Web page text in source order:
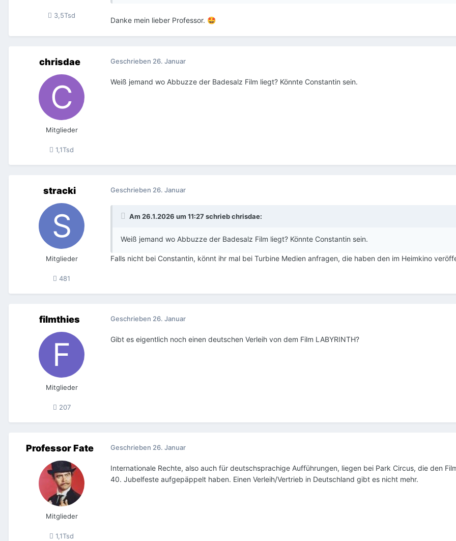
3,5Tsd
Danke mein lieber Professor. 🤩
chrisdae
Mitglieder
1,1Tsd
Geschrieben 26. Januar
Weiß jemand wo Abbuzze der Badesalz Film liegt? Könnte Constantin sein.
stracki
Mitglieder
481
Geschrieben 26. Januar
Am 26.1.2026 um 11:27 schriebchrisdae:
Weiß jemand wo Abbuzze der Badesalz Film liegt? Könnte Constantin sein.
Falls nicht bei Constantin, könnt ihr mal bei Turbine Medien anfragen, die haben den im Heimkino
filmthies
Mitglieder
207
Geschrieben 26. Januar
Gibt es eigentlich noch einen deutschen Verleih von dem Film LABYRINTH?
Professor Fate
Mitglieder
1,1Tsd
Geschrieben 26. Januar
Internationale Rechte, also auch für deutschsprachige Aufführungen, liegen bei Park Circus, die den
40. Jubelfeste aufgepäppelt haben. Einen Verleih/Vertrieb in Deutschland gibt es nicht mehr.